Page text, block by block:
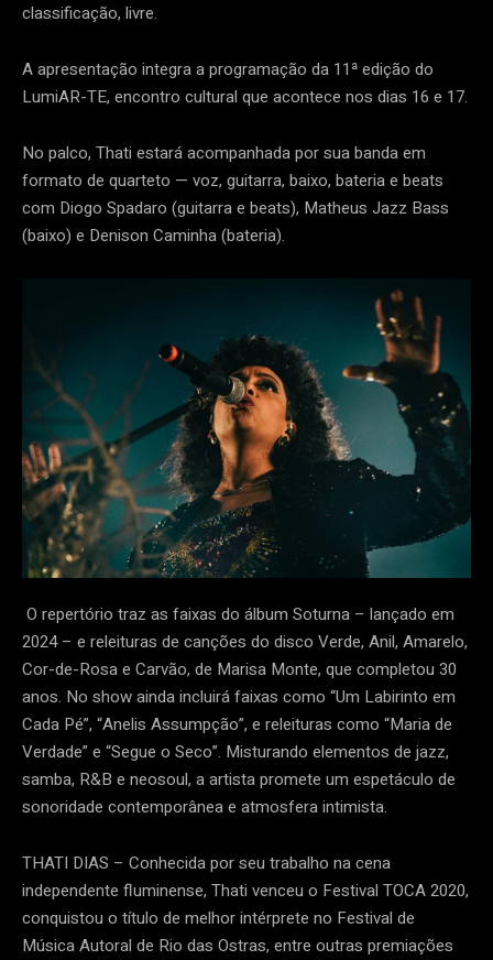
classificação, livre.
A apresentação integra a programação da 11ª edição do
LumiAR-TE, encontro cultural que acontece nos dias 16 e 17.
No palco, Thati estará acompanhada por sua banda em
formato de quarteto — voz, guitarra, baixo, bateria e beats
com Diogo Spadaro (guitarra e beats), Matheus Jazz Bass
(baixo) e Denison Caminha (bateria).
O repertório traz as faixas do álbum Soturna – lançado em
2024 – e releituras de canções do disco Verde, Anil, Amarelo,
Cor-de-Rosa e Carvão, de Marisa Monte, que completou 30
anos. No show ainda incluirá faixas como “Um Labirinto em
Cada Pé”, “Anelis Assumpção”, e releituras como “Maria de
Verdade” e “Segue o Seco”. Misturando elementos de jazz,
samba, R&B e neosoul, a artista promete um espetáculo de
sonoridade contemporânea e atmosfera intimista.
THATI DIAS – Conhecida por seu trabalho na cena
independente fluminense, Thati venceu o Festival TOCA 2020,
conquistou o título de melhor intérprete no Festival de
Música Autoral de Rio das Ostras, entre outras premiações